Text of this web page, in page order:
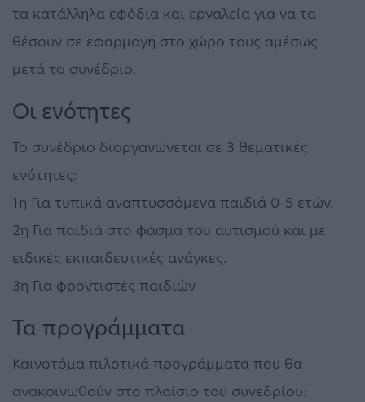
τα κατάλληλα εφόδια και εργαλεία για να τα
θέσουν σε εφαρμογή στο χώρο τους αμέσως
μετά το συνέδριο.
Οι ενότητες
Το συνέδριο διοργανώνεται σε 3 θεματικές
ενότητες:
1η Για τυπικά αναπτυσσόμενα παιδιά 0-5 ετών.
2η Για παιδιά στο φάσμα του αυτισμού και με
ειδικές εκπαιδευτικές ανάγκες.
3η Για φροντιστές παιδιών
Τα προγράμματα
Καινοτόμα πιλοτικά προγράμματα που θα
ανακοινωθούν στο πλαίσιο του συνεδρίου: